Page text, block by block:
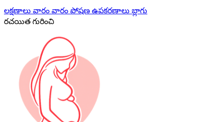
లక్షణాలు వారం వారం పోషణ ఉపకరణాలు బ్లాగు
రచయిత గురించి